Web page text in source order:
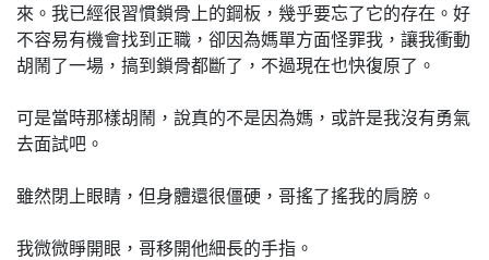
來。我已經很習慣鎖骨上的鋼板，幾乎要忘了它的存在。好
不容易有機會找到正職，卻因為媽單方面怪罪我，讓我衝動
胡鬧了一場，搞到鎖骨都斷了，不過現在也快復原了。
可是當時那樣胡鬧，說真的不是因為媽，或許是我沒有勇氣
去面試吧。
雖然閉上眼睛，但身體還很僵硬，哥搖了搖我的肩膀。
我微微睜開眼，哥移開他細長的手指。